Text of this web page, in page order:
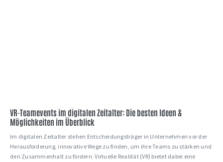
VR-Teamevents im digitalen Zeitalter: Die besten Ideen &
Möglichkeiten im Überblick
Im digitalen Zeitalter stehen Entscheidungsträger in Unternehmen vor der
Herausforderung, innovative Wege zu finden, um ihre Teams zu stärken und
den Zusammenhalt zu fördern. Virtuelle Realität (VR) bietet dabei eine